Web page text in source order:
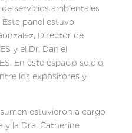
servicios ambientales
panel estuvo
Director de
y el Dr. Daniel
En este espacio se dio
los expositores y
estuvieron a cargo
y la Dra. Catherine